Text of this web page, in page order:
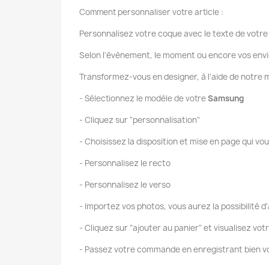
Comment personnaliser votre article :
Personnalisez votre coque avec le texte de
Selon l'évènement, le moment ou encore vos
Transformez-vous en designer, à l'aide de
- Sélectionnez le modèle de votreSamsung
- Cliquez sur "personnalisation"
- Choisissez la disposition et mise en page qui
- Personnalisez le recto
- Personnalisez le verso
- Importez vos photos, vous aurez la possibilité
- Cliquez sur "ajouter au panier" et visualisez
- Passez votre commande en enregistrant bien